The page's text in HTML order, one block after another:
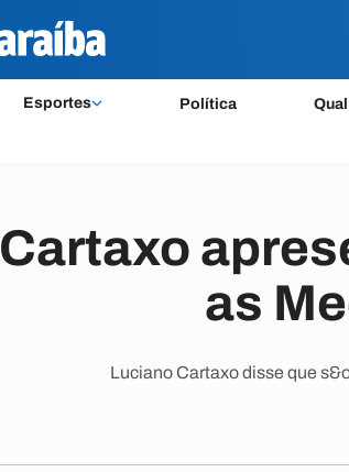
Esportes Política
Cartaxo
as
Luciano Cartaxo disse que